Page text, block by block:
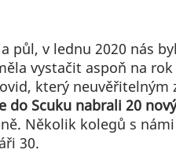
půl, v lednu 2020 nás
vystačit aspoň na
který neuvěřitelným
do Scuku nabrali 20
Několik kolegů s
30.